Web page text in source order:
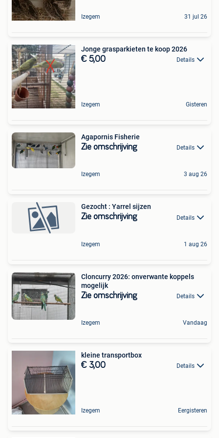
Izegem 31 jul 26
Jonge grasparkieten te koop 2026
€ 5,00 Details
Izegem Gisteren
Agapornis Fisherie
Zie omschrijving Details
Izegem 3 aug 26
Gezocht : Yarrel sijzen
Zie omschrijving Details
Izegem 1 aug 26
Cloncurry 2026: onverwante koppels
mogelijk
Zie omschrijving Details
Izegem Vandaag
kleine transportbox
€ 3,00 Details
Izegem Eergisteren